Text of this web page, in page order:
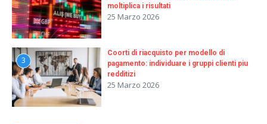
moltiplica i risultati
25 Marzo 2026
3
Coorti di riacquisto per modello di
pagamento: individuare i gruppi clienti piu
redditizi
25 Marzo 2026